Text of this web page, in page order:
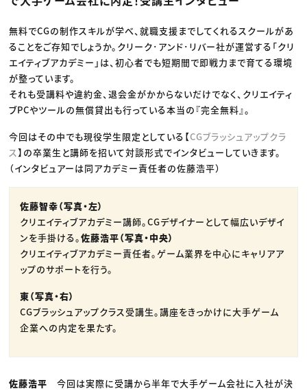
業界解説・キャリア事情
映像クリエイター
クリエイターインタビュー
C＆R Magazine
ニュース・トレンド トップ
Web
映像
ゲーム・エンタメ
広告
出版
CREATIVE VILLAGEからのお知らせ
プロフェッショナル×つながる×メディア
無料でCGの制作スキルが学べ、就職支援までしてくれるスクールがあ
ることをご存知でしょうか。クリーク･アンド･リバー社が運営する「クリ
エイティブアカデミー」は、初心者でも短期間で即戦力まで育てる環境
が整っています。
それも受講料や違約金、退会金がかからないだけでなく、クリエイティ
ブPCやツールの無償貸出も行っている本当の『完全無料』。
今回はその中でも現役学生限定としている【CGブラッシュアップクラ
ス】の卒業生と講師を招いて対談形式でインタビューしていきます。
（インタビュアーは同アカデミー責任者の佐藤浩平）
佐藤智幸（写真・左）
クリエイティブアカデミー講師。CGデザイナーとして幅広いデザイ
ンを手掛ける。佐藤浩平（写真・中央）
クリエイティブアカデミー責任者。ゲーム業界を中心にキャリアア
ップのサポートを行う。
東（写真・右）
CGブラッシュアップクラス受講生。講座をきっかけに大手ゲーム
企業への内定を果たす。
佐藤浩平 今回は実際に受講から半年で大手ゲーム会社に入社が決